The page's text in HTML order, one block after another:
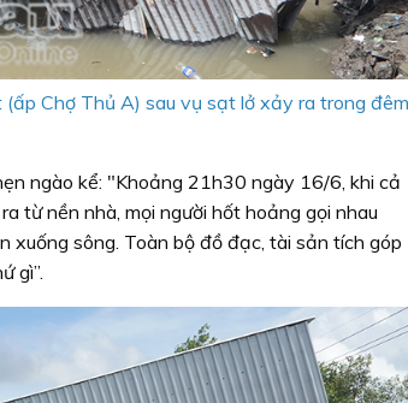
Chợ Thủ A) sau vụ sạt lở xảy ra trong đêm
ngào kể: "Khoảng 21h30 ngày 16/6, khi cả
từ nền nhà, mọi người hốt hoảng gọi nhau
xuống sông. Toàn bộ đồ đạc, tài sản tích góp
gì”.